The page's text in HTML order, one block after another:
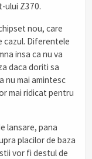
ului Z370.
nou, care
cazul. Diferentele
insa ca nu va
daca doriti sa
nu mai amintesc
mai ridicat pentru
lansare, pana
placilor de baza
vor fi destul de